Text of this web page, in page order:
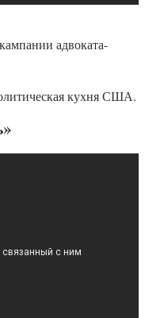
адвоката-
кухня США.